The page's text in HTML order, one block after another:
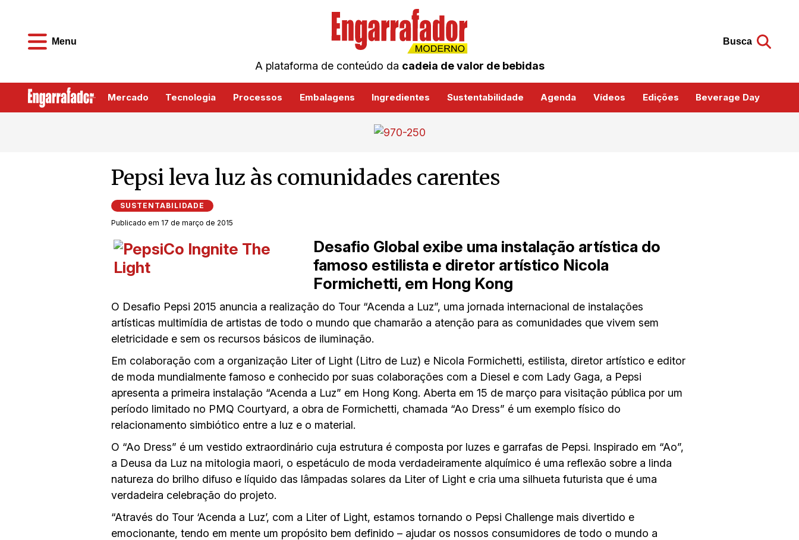
Menu
A plataforma de conteúdo da cadeia de valor de bebidas
Busca
Mercado Tecnologia Processos Embalagens Ingredientes Sustentabilidade Agenda Vídeos Edições Beverage Day
Pepsi leva luz às comunidades carentes
SUSTENTABILIDADE
Publicado em 17 de março de 2015
Desafio Global exibe uma instalação artística do
famoso estilista e diretor artístico Nicola
Formichetti, em Hong Kong
O Desafio Pepsi 2015 anuncia a realização do Tour “Acenda a Luz”, uma jornada internacional de instalações
artísticas multimídia de artistas de todo o mundo que chamarão a atenção para as comunidades que vivem sem
eletricidade e sem os recursos básicos de iluminação.
Em colaboração com a organização Liter of Light (Litro de Luz) e Nicola Formichetti, estilista, diretor artístico e editor
de moda mundialmente famoso e conhecido por suas colaborações com a Diesel e com Lady Gaga, a Pepsi
apresenta a primeira instalação “Acenda a Luz” em Hong Kong. Aberta em 15 de março para visitação pública por um
período limitado no PMQ Courtyard, a obra de Formichetti, chamada “Ao Dress” é um exemplo físico do
relacionamento simbiótico entre a luz e o material.
O “Ao Dress” é um vestido extraordinário cuja estrutura é composta por luzes e garrafas de Pepsi. Inspirado em “Ao”,
a Deusa da Luz na mitologia maori, o espetáculo de moda verdadeiramente alquímico é uma reflexão sobre a linda
natureza do brilho difuso e líquido das lâmpadas solares da Liter of Light e cria uma silhueta futurista que é uma
verdadeira celebração do projeto.
“Através do Tour ‘Acenda a Luz’, com a Liter of Light, estamos tornando o Pepsi Challenge mais divertido e
emocionante, tendo em mente um propósito bem definido – ajudar os nossos consumidores de todo o mundo a